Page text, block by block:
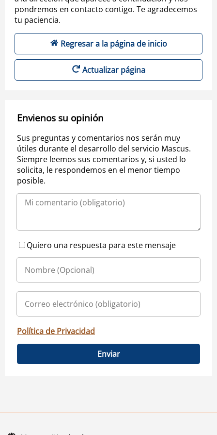
pondremos en contacto contigo. Te agradecemos
tu paciencia.
Regresar a la página de inicio
Actualizar página
Envienos su opinión
Sus preguntas y comentarios nos serán muy
útiles durante el desarrollo del servicio Mascus.
Siempre leemos sus comentarios y, si usted lo
solicita, le respondemos en el menor tiempo
posible.
Quiero una respuesta para este mensaje
Política de Privacidad
Enviar